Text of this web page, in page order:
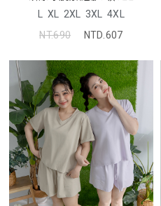
L XL 2XL 3XL 4XL
NT.690
NTD.607